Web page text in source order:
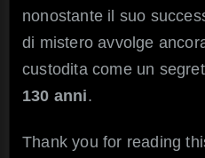
nonostante il suo
di mistero avvolge
custodita come un
130 anni.
Thank you for reading